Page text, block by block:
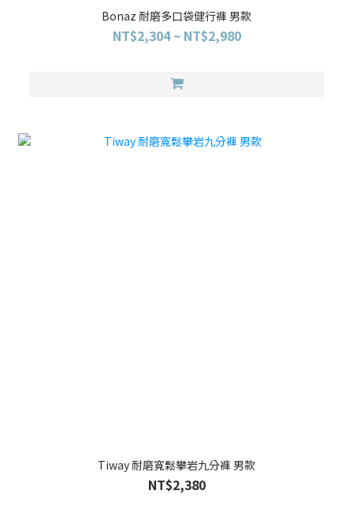
Bonaz 耐磨多口袋健行褲 男款
NT$2,304 ~ NT$2,980
Tiway 耐磨寬鬆攀岩九分褲 男款
NT$2,380